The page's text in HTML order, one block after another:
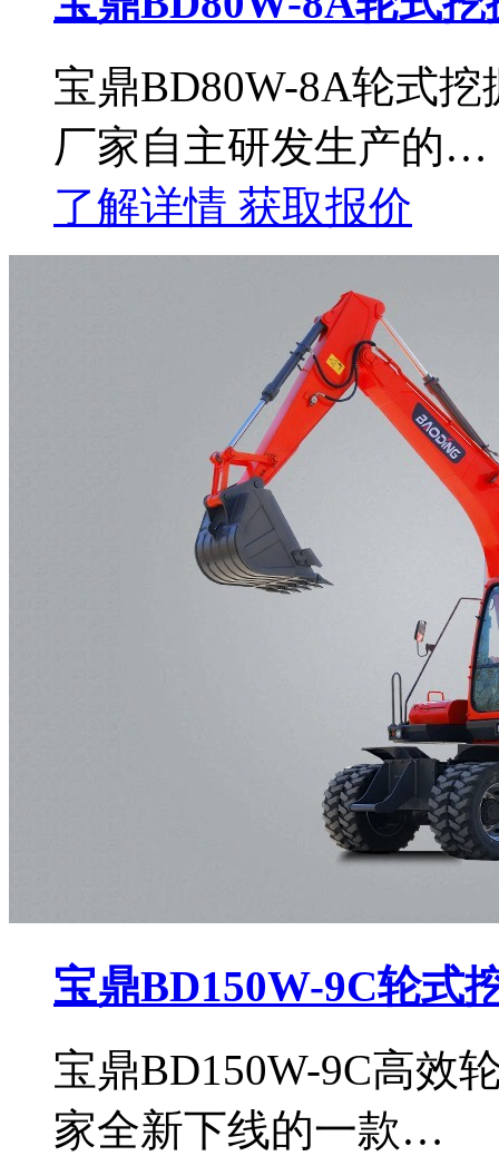
宝鼎BD80W-8A轮式
厂家自主研发生产的…
了解详情 获取报价
宝鼎BD150W-9C轮式
宝鼎BD150W-9C高效
家全新下线的一款…